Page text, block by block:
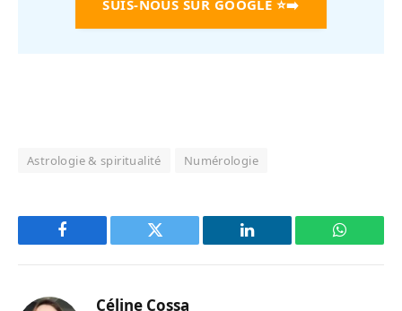
SUIS-NOUS SUR GOOGLE ⭐➡️
Astrologie & spiritualité Numérologie
Facebook Twitter LinkedIn
Céline Cossa